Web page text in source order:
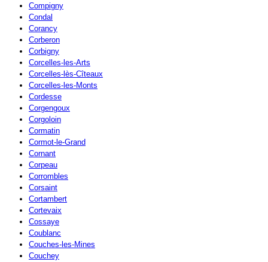
Compigny
Condal
Corancy
Corberon
Corbigny
Corcelles-les-Arts
Corcelles-lès-Cîteaux
Corcelles-les-Monts
Cordesse
Corgengoux
Corgoloin
Cormatin
Cormot-le-Grand
Cornant
Corpeau
Corrombles
Corsaint
Cortambert
Cortevaix
Cossaye
Coublanc
Couches-les-Mines
Couchey